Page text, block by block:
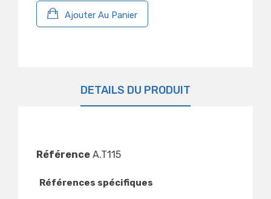
Ajouter Au Panier
DÉTAILS DU PRODUIT
Référence A.T115
Références spécifiques